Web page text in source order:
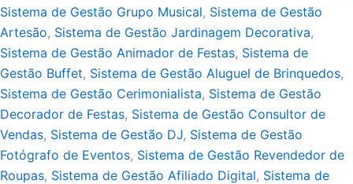
Sistema de Gestão Grupo Musical, Sistema de Gestão
Artesão, Sistema de Gestão Jardinagem Decorativa,
Sistema de Gestão Animador de Festas, Sistema de
Gestão Buffet, Sistema de Gestão Aluguel de Brinquedos,
Sistema de Gestão Cerimonialista, Sistema de Gestão
Decorador de Festas, Sistema de Gestão Consultor de
Vendas, Sistema de Gestão DJ, Sistema de Gestão
Fotógrafo de Eventos, Sistema de Gestão Revendedor de
Roupas, Sistema de Gestão Afiliado Digital, Sistema de